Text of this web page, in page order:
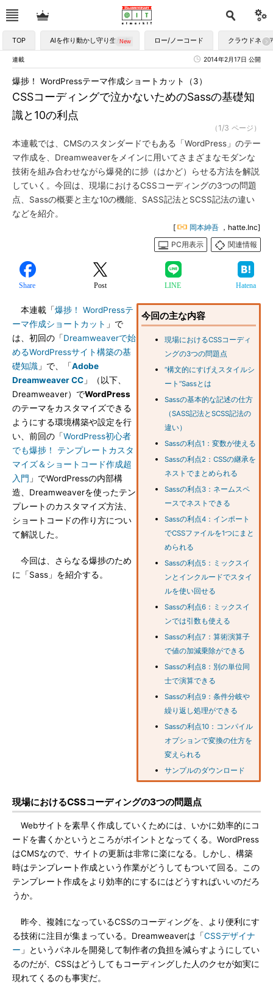
TOP AIを作り動かし守り生かす ロー/ノーコード クラウドネイ
連載 2014年2月17日 公開
CSSコーディングで泣かないためのSassの基礎知
識と10の利点
爆捗！ WordPressテーマ作成ショートカット（3）
（1/3 ページ）
本連載では、CMSのスタンダードでもある「WordPress」のテー
マ作成を、Dreamweaverをメインに用いてさまざまなモダンな
技術を組み合わせながら爆発的に捗（はかど）らせる方法を解説
していく。今回は、現場におけるCSSコーディングの3つの問題
点、Sassの概要と主な10の機能、SASS記法とSCSS記法の違い
などを紹介。
[ 岡本紳吾 ，hatte.Inc]
PC用表示
関連情報
Share Post LINE Hatena
今回の主な内容
現場におけるCSSコーディ
ングの3つの問題点
“構文的にすげえスタイルシ
ート”Sassとは
Sassの基本的な記述の仕方
（SASS記法とSCSS記法の
違い）
Sassの利点1：変数が使える
Sassの利点2：CSSの継承を
ネストでまとめられる
Sassの利点3：ネームスペ
ースでネストできる
Sassの利点4：インポート
でCSSファイルを1つにまと
められる
Sassの利点5：ミックスイ
ンとインクルードでスタイ
ルを使い回せる
Sassの利点6：ミックスイ
ンでは引数も使える
Sassの利点7：算術演算子
で値の加減乗除ができる
Sassの利点8：別の単位同
士で演算できる
Sassの利点9：条件分岐や
繰り返し処理ができる
Sassの利点10：コンパイル
オプションで変換の仕方を
変えられる
サンプルのダウンロード
本連載「爆捗！ WordPressテ
ーマ作成ショートカット 」で
は、初回の「Dreamweaverで始
めるWordPressサイト構築の基
礎知識 」で、「Adobe
Dreamweaver CC 」（以下、
Dreamweaver）でWordPress
のテーマをカスタマイズできる
ようにする環境構築や設定を行
い、前回の「WordPress初心者
でも爆捗！ テンプレートカスタ
マイズ＆ショートコード作成超
入門 」でWordPressの内部構
造、Dreamweaverを使ったテン
プレートのカスタマイズ方法、
ショートコードの作り方につい
て解説した。
今回は、さらなる爆捗のため
に「Sass」を紹介する。
現場におけるCSSコーディングの3つの問題点
Webサイトを素早く作成していくためには、いかに効率的にコ
ードを書くかというところがポイントとなってくる。WordPress
はCMSなので、サイトの更新は非常に楽になる。しかし、構築
時はテンプレート作成という作業がどうしてもついて回る。この
テンプレート作成をより効率的にするにはどうすればいいのだろ
うか。
昨今、複雑になっているCSSのコーディングを、より便利にす
る技術に注目が集まっている。Dreamweaverは「CSSデザイナ
ー 」というパネルを開発して制作者の負担を減らすようにしてい
るのだが、CSSはどうしてもコーディングした人のクセが如実に
現れてくるのも事実だ。